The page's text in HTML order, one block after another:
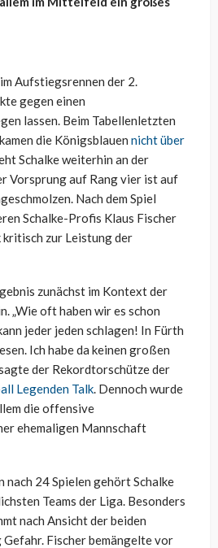
Aufstiegsrennen der 2.
gegen einen
lassen. Beim Tabellenletzten
die Königsblauen nicht über
Schalke weiterhin an der
Vorsprung auf Rang vier ist auf
Nach dem Spiel
Schalke-Profis Klaus Fischer
kritisch zur Leistung der
zunächst im Kontext der
„Wie oft haben wir es schon
jeder jeden schlagen! In Fürth
Ich habe da keinen großen
der Rekordtorschütze der
Legenden Talk. Dennoch wurde
die offensive
ehemaligen Mannschaft
24 Spielen gehört Schalke
Teams der Liga. Besonders
nach Ansicht der beiden
Gefahr. Fischer bemängelte vor